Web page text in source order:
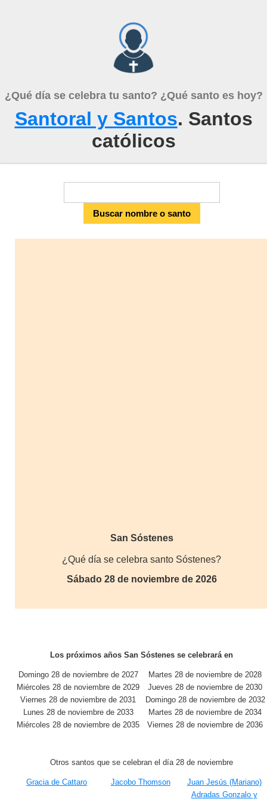
¿Qué día se celebra tu santo? ¿Qué santo es hoy?
Santoral y Santos. Santos
católicos
San Sóstenes
¿Qué día se celebra santo Sóstenes?
Sábado 28 de noviembre de 2026
Los próximos años San Sóstenes se celebrará en
Domingo 28 de noviembre de 2027
Martes 28 de noviembre de 2028
Miércoles 28 de noviembre de 2029
Jueves 28 de noviembre de 2030
Viernes 28 de noviembre de 2031
Domingo 28 de noviembre de 2032
Lunes 28 de noviembre de 2033
Martes 28 de noviembre de 2034
Miércoles 28 de noviembre de 2035
Viernes 28 de noviembre de 2036
Otros santos que se celebran el día 28 de noviembre
Gracia de Cattaro Jacobo Thomson
Juan Jesús (Mariano)
Adradas Gonzalo y